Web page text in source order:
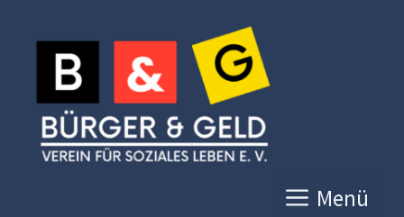
Inhalt
springen
Menü